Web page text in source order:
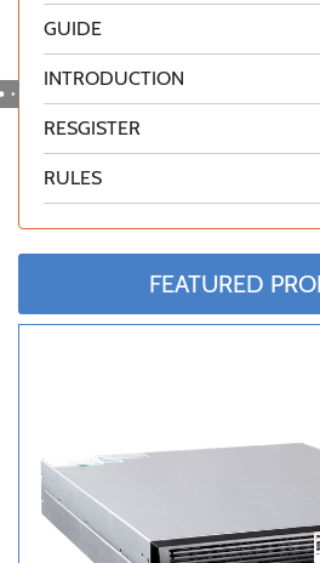
GUIDE
INTRODUCTION
RESGISTER
RULES
FEATURED